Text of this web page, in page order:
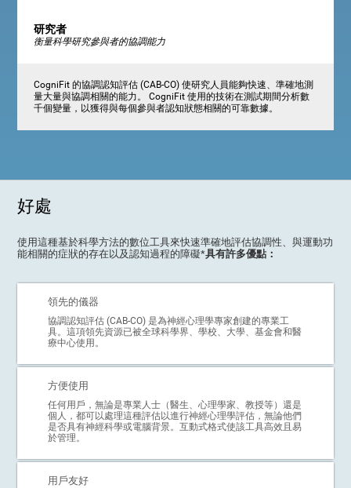
研究者
衡量科學研究參與者的協調能力
CogniFit 的協調認知評估 (CAB-CO) 使研究人員能夠快速、準確地測
量大量與協調相關的能力。 CogniFit 使用的技術在測試期間分析數
千個變量，以獲得與每個參與者認知狀態相關的可靠數據。
好處
使用這種基於科學方法的數位工具來快速準確地評估協調性、與運動功
能相關的症狀的存在以及認知過程的障礙*具有許多優點：
領先的儀器
協調認知評估 (CAB-CO) 是為神經心理學專家創建的專業工
具。這項領先資源已被全球科學界、學校、大學、基金會和醫
療中心使用。
方便使用
任何用戶，無論是專業人士（醫生、心理學家、教授等）還是
個人，都可以處理這種評估以進行神經心理學評估，無論他們
是否具有神經科學或電腦背景。互動式格式使該工具高效且易
於管理。
用戶友好